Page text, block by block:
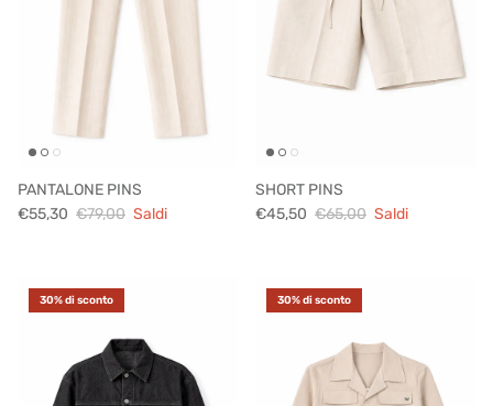
PANTALONE PINS
€55,30 €79,00 Saldi
SHORT PINS
€45,50 €65,00 Saldi
30% di sconto 30% di sconto